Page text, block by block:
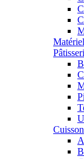
Cuisson